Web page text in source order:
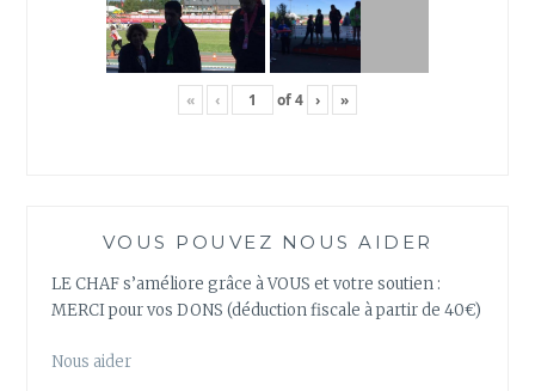
« ‹ of4 › »
VOUS POUVEZ NOUS AIDER
LE CHAF s’améliore grâce à VOUS et votre soutien :
MERCI pour vos DONS (déduction fiscale à partir de 40€)
Nous aider